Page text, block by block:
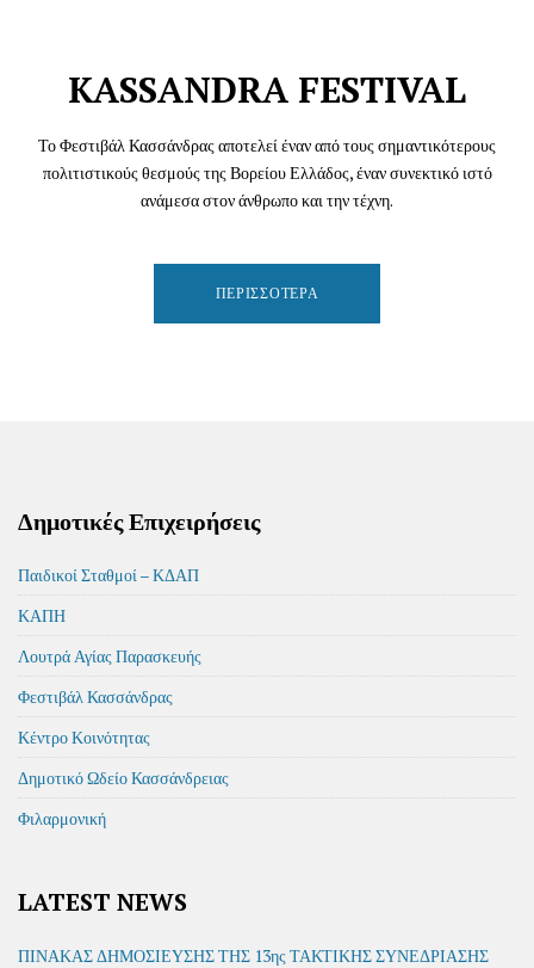
KASSANDRA FESTIVAL
Το Φεστιβάλ Κασσάνδρας αποτελεί έναν από τους σημαντικότερους
πολιτιστικούς θεσμούς της Βορείου Ελλάδος, έναν συνεκτικό ιστό
ανάμεσα στον άνθρωπο και την τέχνη.
ΠΕΡΙΣΣΌΤΕΡΑ
Δημοτικές Επιχειρήσεις
Παιδικοί Σταθμοί – ΚΔΑΠ
ΚΑΠΗ
Λουτρά Αγίας Παρασκευής
Φεστιβάλ Κασσάνδρας
Κέντρο Κοινότητας
Δημοτικό Ωδείο Κασσάνδρειας
Φιλαρμονική
LATEST NEWS
ΠΙΝΑΚΑΣ ΔΗΜΟΣΙΕΥΣΗΣ ΤΗΣ 13ης ΤΑΚΤΙΚΗΣ ΣΥΝΕΔΡΙΑΣΗΣ